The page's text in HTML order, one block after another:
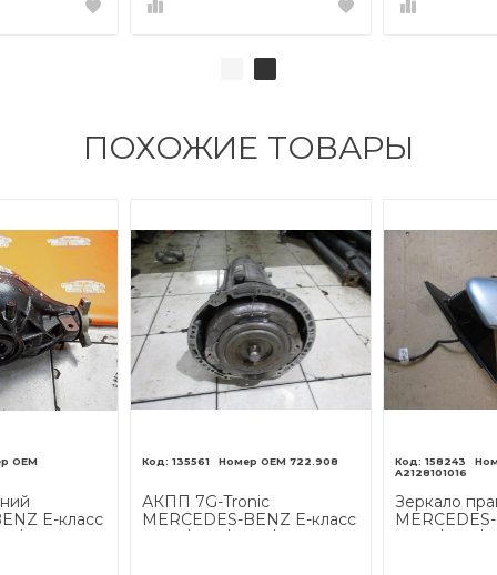
ПОХОЖИЕ ТОВАРЫ
E-класс
A207
135561 722.908
АКПП 7G-Tronic
MERCEDES-BENZ E-класс
W212/S212/C207/A207
158243
A2128101016
Зеркало
W212/S212/